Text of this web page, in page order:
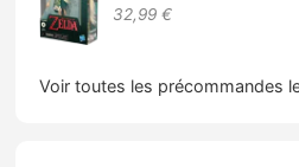
32,99 €
Voir toutes les précommandes